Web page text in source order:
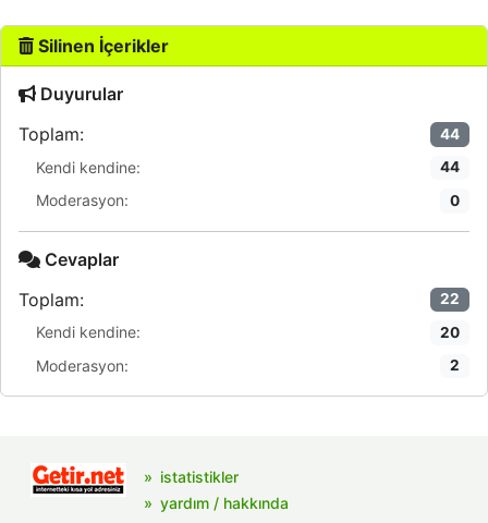
Silinen İçerikler
Duyurular
Toplam:
44
Kendi kendine: 44
Moderasyon: 0
Cevaplar
Toplam:
22
Kendi kendine: 20
Moderasyon: 2
istatistikler
yardım / hakkında